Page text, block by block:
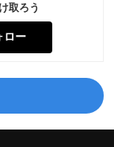
取ろう
ロー